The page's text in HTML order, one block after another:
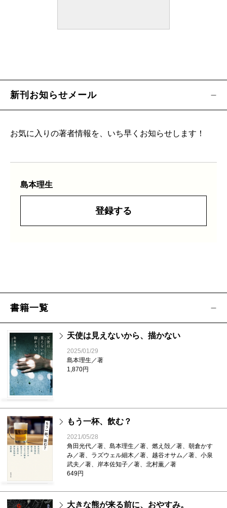
新刊お知らせメール
お気に入りの著者情報を、いち早くお知らせします！
島本理生
登録する
書籍一覧
天使は見えないから、描かない
2025/01/29
島本理生／著
1,870円
もう一杯、飲む？
2021/05/28
角田光代／著、島本理生／著、燃え殻／著、朝倉かす
み／著、ラズウェル細木／著、越谷オサム／著、小泉
武夫／著、岸本佐知子／著、北村薫／著
649円
大きな熊が来る前に、おやすみ。